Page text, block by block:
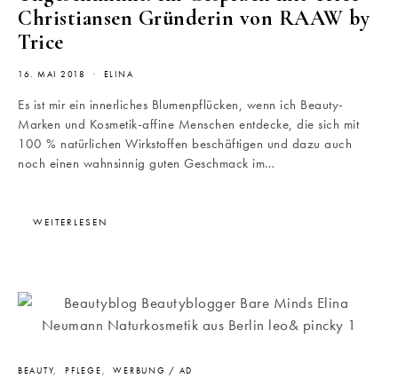
Christiansen Gründerin von RAAW by
Trice
16. MAI 2018 ELINA
Es ist mir ein innerliches Blumenpflücken, wenn ich Beauty-
Marken und Kosmetik-affine Menschen entdecke, die sich mit
100 % natürlichen Wirkstoffen beschäftigen und dazu auch
noch einen wahnsinnig guten Geschmack im…
WEITERLESEN
BEAUTY PFLEGE WERBUNG / AD